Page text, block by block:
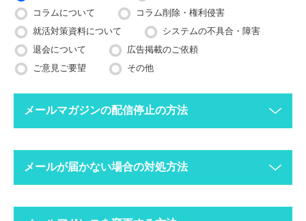
コラムについて
コラム削除・権利侵害
就活対策資料について
システムの不具合・障害
退会について
広告掲載のご依頼
ご意見ご要望
その他
メールマガジンの配信停止の方法
ってください。
配信停止までに2〜3営業日ほどかかる場合がございますのでご
メールが届かない場合の対処方法